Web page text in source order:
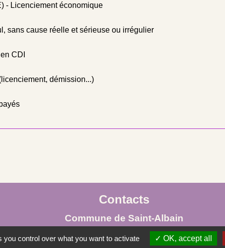
- Licenciement économique
sans cause réelle et sérieuse ou irrégulier
CDI
démission...)
Contacts
Commune de Saint-Albain
Place de la Mairie
71260 Saint-Albain - FRANCE
control over what you want to activate OK, accept all